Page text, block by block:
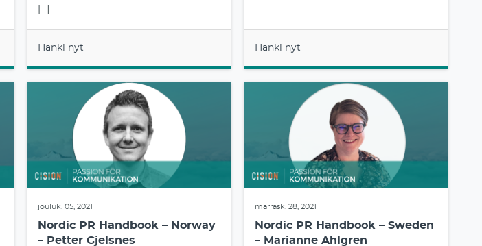
Hanki nyt Hanki nyt
jouluk. 05, 2021
Nordic PR Handbook – Norway
– Petter Gjelsnes
marrask. 28, 2021
Nordic PR Handbook – Sweden
– Marianne Ahlgren